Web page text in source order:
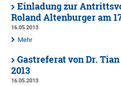
Einladung zur
Roland Altenburger am
16.05.2013
Mehr
Gastreferat von Dr.
2013
16.05.2013